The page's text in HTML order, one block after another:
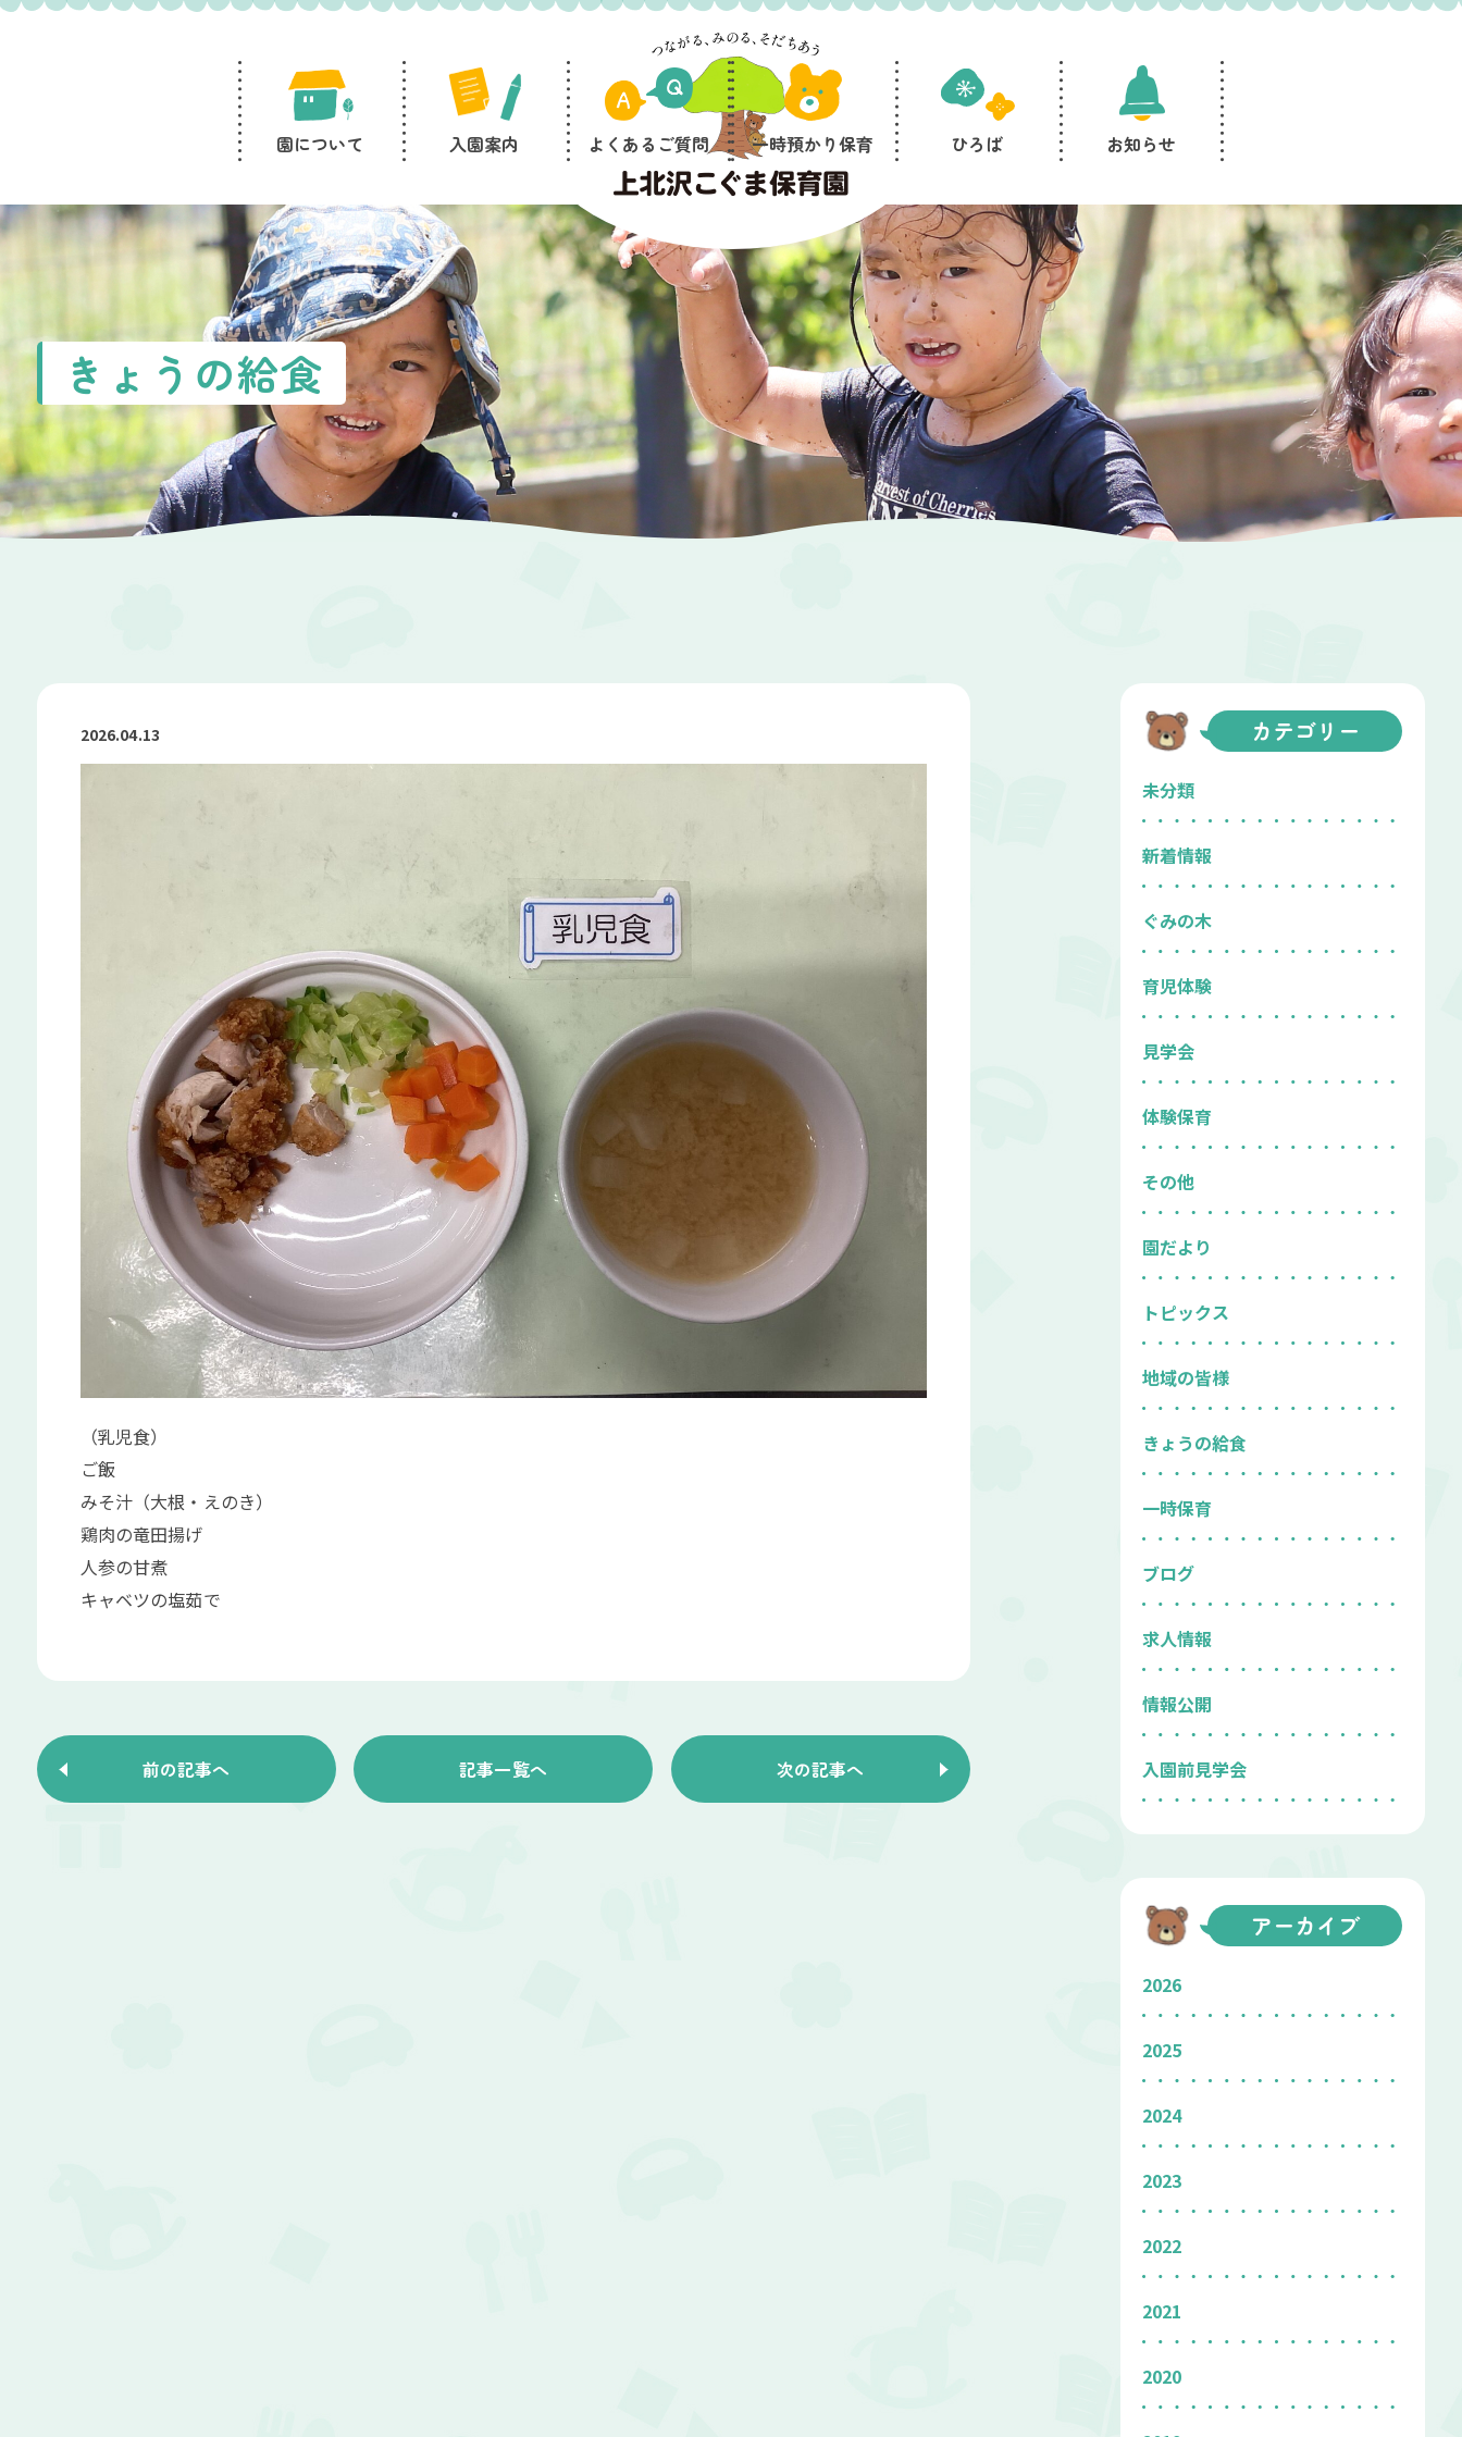
園について 入園案内 よくあるご質問 一時預かり保育 ひろば お知らせ
きょうの給食
2026.04.13
（乳児食）
ご飯
みそ汁（大根・えのき）
鶏肉の竜田揚げ
人参の甘煮
キャベツの塩茹で
前の記事へ 記事一覧へ 次の記事へ
カテゴリー
未分類
新着情報
ぐみの木
育児体験
見学会
体験保育
その他
園だより
トピックス
地域の皆様
きょうの給食
一時保育
ブログ
求人情報
情報公開
入園前見学会
アーカイブ
2026
2025
2024
2023
2022
2021
2020